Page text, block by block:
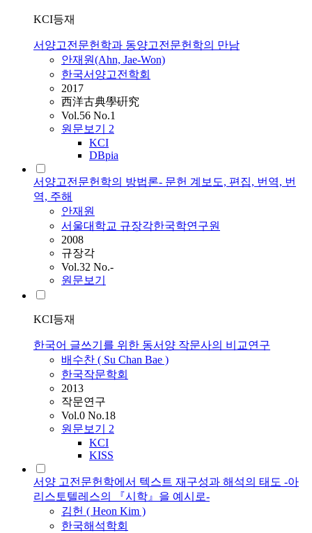
KCI등재
서양고전문헌학과 동양고전문헌학의 만남
안재원(Ahn, Jae-Won)
한국서양고전학회
2017
西洋古典學硏究
Vol.56 No.1
원문보기 2
KCI
DBpia
서양고전문헌학의 방법론- 문헌 계보도, 편집, 번역, 번
역, 주해
안재원
서울대학교 규장각한국학연구원
2008
규장각
Vol.32 No.-
원문보기
KCI등재
한국어 글쓰기를 위한 동서양 작문사의 비교연구
배수찬 ( Su Chan Bae )
한국작문학회
2013
작문연구
Vol.0 No.18
원문보기 2
KCI
KISS
서양 고전문헌학에서 텍스트 재구성과 해석의 태도 -아
리스토텔레스의 『시학』을 예시로-
김헌 ( Heon Kim )
한국해석학회